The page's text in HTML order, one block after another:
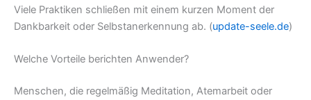
Viele Praktiken schließen mit einem kurzen Moment der
Dankbarkeit oder Selbstanerkennung ab. (update-seele.de)
Welche Vorteile berichten Anwender?
Menschen, die regelmäßig Meditation, Atemarbeit oder